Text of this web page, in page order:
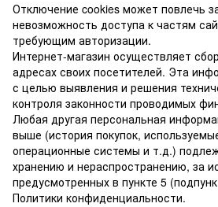
Отключение cookies может повлечь
невозможность доступа к частям
требующим авторизации.
Интернет-магазин осуществляет
адресах своих посетителей. Эта
с целью выявления и решения
контроля законности проводимых
Любая другая персональная
выше (история покупок,
операционные системы и т.д.)
хранению и нераспространению, за
предусмотренных в пункте 5
Политики конфиденциальности.